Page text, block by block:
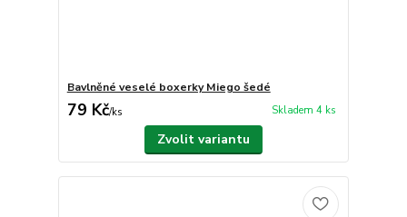
Bavlněné veselé boxerky Miego šedé
79 Kč/ks Skladem 4 ks
Zvolit variantu